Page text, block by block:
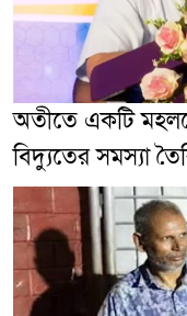
অতীতে একটি
বিদ্যুতের সমস্যা